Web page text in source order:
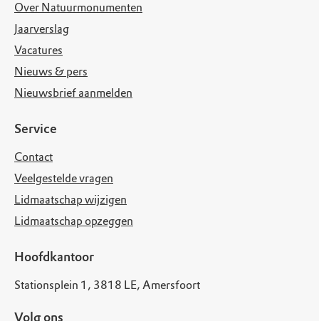
Over Natuurmonumenten
Jaarverslag
Vacatures
Nieuws & pers
Nieuwsbrief aanmelden
Service
Contact
Veelgestelde vragen
Lidmaatschap wijzigen
Lidmaatschap opzeggen
Hoofdkantoor
Stationsplein 1, 3818 LE, Amersfoort
Volg ons